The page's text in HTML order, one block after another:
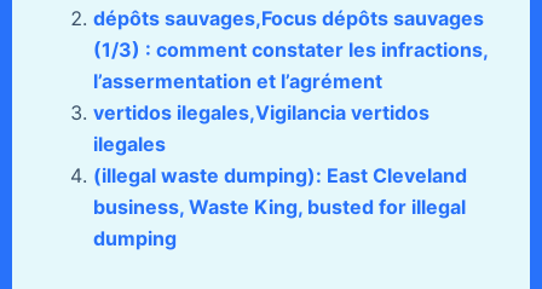
dépôts sauvages,Focus dépôts sauvages
(1/3) : comment constater les infractions,
l’assermentation et l’agrément
vertidos ilegales,Vigilancia vertidos
ilegales
(illegal waste dumping): East Cleveland
business, Waste King, busted for illegal
dumping